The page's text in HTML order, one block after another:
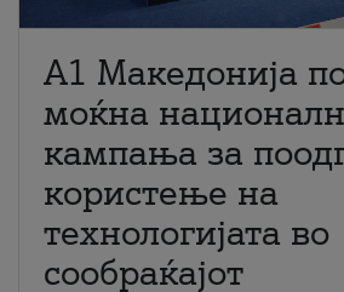
A1 Македонија
моќна
кампања за
користење на
технологијата во
сообраќајот